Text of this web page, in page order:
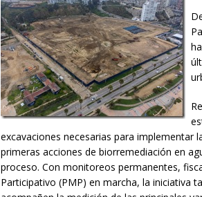
excavaciones necesarias para implementar
primeras acciones de biorremediación en
proceso. Con monitoreos permanentes,
Participativo (PMP) en marcha, la iniciativa